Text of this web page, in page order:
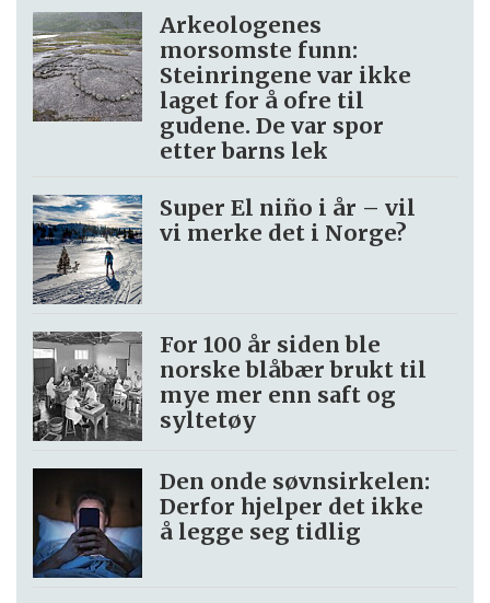
Arkeologenes
morsomste funn:
Steinringene var ikke
laget for å ofre til
gudene. De var spor
etter barns lek
Super El niño i år – vil
vi merke det i Norge?
For 100 år siden ble
norske blåbær brukt til
mye mer enn saft og
syltetøy
Den onde søvnsirkelen:
Derfor hjelper det ikke
å legge seg tidlig